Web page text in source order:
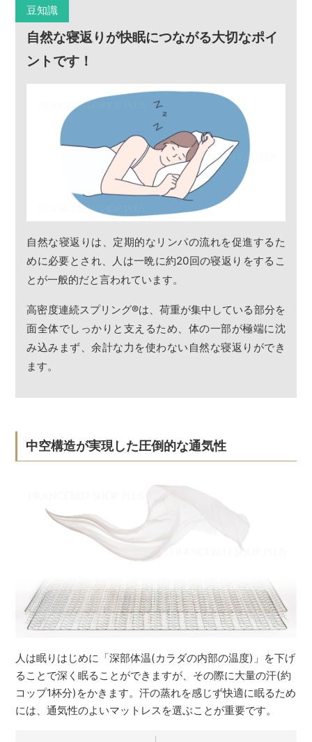
豆知識
自然な寝返りが快眠につながる大切なポイ
ントです！
自然な寝返りは、定期的なリンパの流れを促進するた
めに必要とされ、人は一晩に約20回の寝返りをするこ
とが一般的だと言われています。
高密度連続スプリング®は、荷重が集中している部分を
面全体でしっかりと支えるため、体の一部が極端に沈
み込みまず、余計な力を使わない自然な寝返りができ
ます。
中空構造が実現した圧倒的な通気性
人は眠りはじめに「深部体温(カラダの内部の温度)」を下げ
ることで深く眠ることができますが、その際に大量の汗(約
コップ1杯分)をかきます。汗の蒸れを感じず快適に眠るため
には、通気性のよいマットレスを選ぶことが重要です。